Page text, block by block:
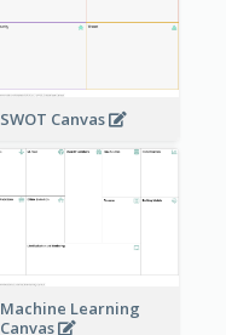
SWOT Canvas
Machine Learning
Canvas